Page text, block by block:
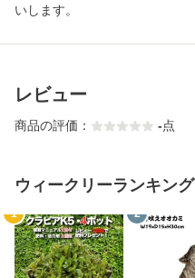
いします。
レビュー
商品の評価： -点
ウィークリーランキング
1 2